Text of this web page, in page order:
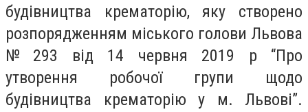
будівництва крематорію,яку створено
розпорядженням міського голови Львова
№ 293 від 14 червня 2019 р “Про
утворення робочої групи щодо
будівництва крематорію у м. Львові”.